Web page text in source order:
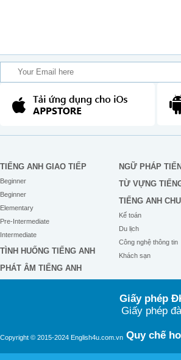
TIẾNG ANH GIAO TIẾP
Beginner
Beginner
Elementary
Pre-Intermediate
Intermediate
TÌNH HUỐNG TIẾNG ANH
PHÁT ÂM TIẾNG ANH
NGỮ PHÁP
TỪ VỰNG
TIẾNG ANH
Kế toán
Du lịch
Công nghệ thông tin
Khách sạn
Copyright © 2015-2024 English4u.com.vn
Giấy phép
Giấy phép
Quy chế